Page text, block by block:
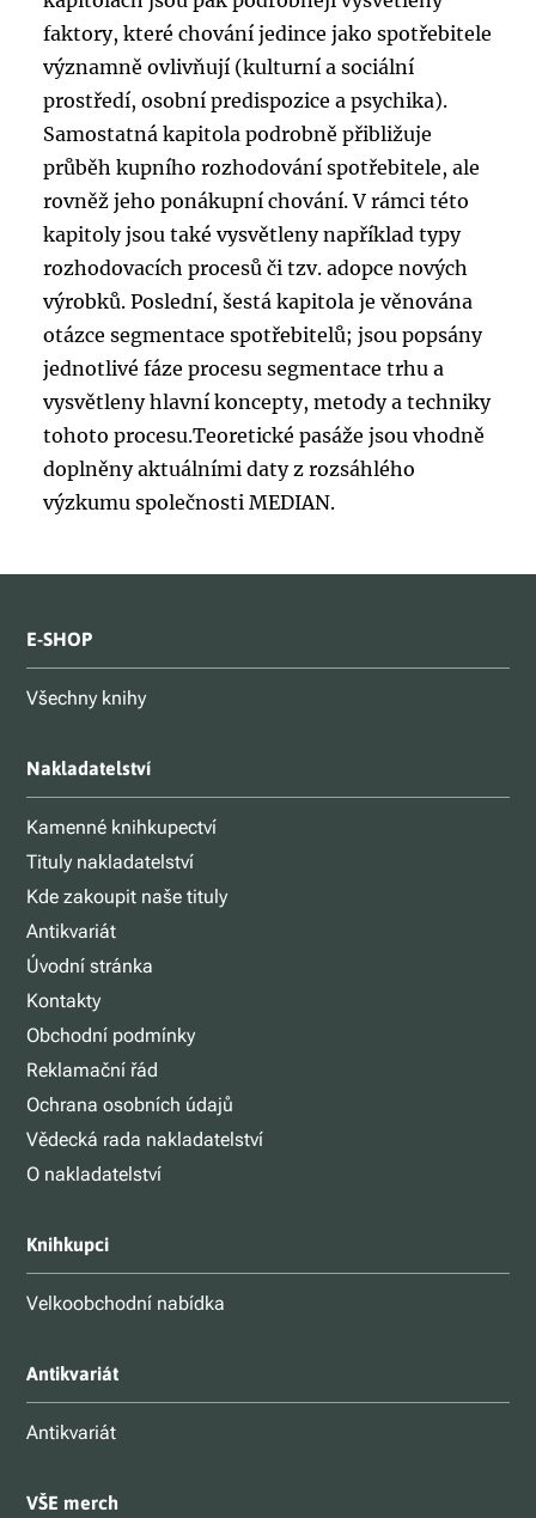
faktory, které chování jedince jako spotřebitele
významně ovlivňují (kulturní a sociální
prostředí, osobní predispozice a psychika).
Samostatná kapitola podrobně přibližuje
průběh kupního rozhodování spotřebitele, ale
rovněž jeho ponákupní chování. V rámci této
kapitoly jsou také vysvětleny například typy
rozhodovacích procesů či tzv. adopce nových
výrobků. Poslední, šestá kapitola je věnována
otázce segmentace spotřebitelů; jsou popsány
jednotlivé fáze procesu segmentace trhu a
vysvětleny hlavní koncepty, metody a techniky
tohoto procesu.Teoretické pasáže jsou vhodně
doplněny aktuálními daty z rozsáhlého
výzkumu společnosti MEDIAN.
E-SHOP
Všechny knihy
Nakladatelství
Kamenné knihkupectví
Tituly nakladatelství
Kde zakoupit naše tituly
Antikvariát
Úvodní stránka
Kontakty
Obchodní podmínky
Reklamační řád
Ochrana osobních údajů
Vědecká rada nakladatelství
O nakladatelství
Knihkupci
Velkoobchodní nabídka
Antikvariát
Antikvariát
VŠE merch